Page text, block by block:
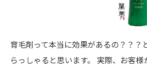
育毛剤って本当に効果があるの？？？
らっしゃると思います。 実際、お客